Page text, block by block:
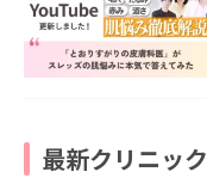
最新クリニック